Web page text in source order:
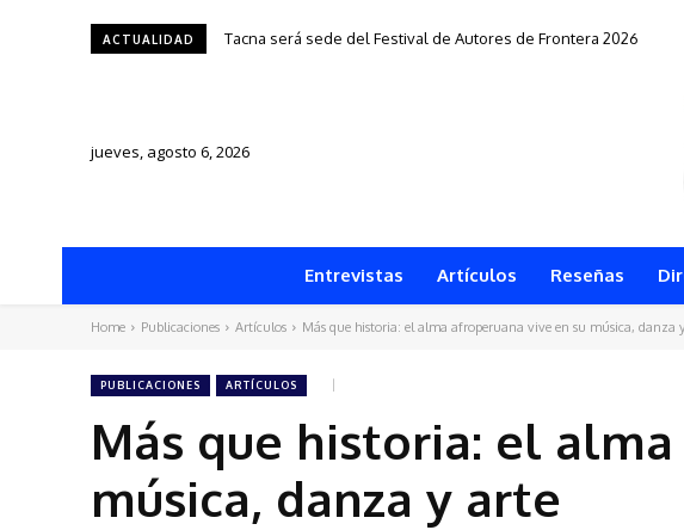
ACTUALIDAD Tacna será sede del Festival de Autores de Frontera 2026
Una silla, una historia y una ciudad: “1950” vuelve al teatro
jueves, agosto 6, 2026
Entrevistas Artículos Reseñas
Home Publicaciones Artículos Más que historia: el alma afroperuana vive en su música, danza
PUBLICACIONES ARTÍCULOS
Más que historia: el
música, danza y arte